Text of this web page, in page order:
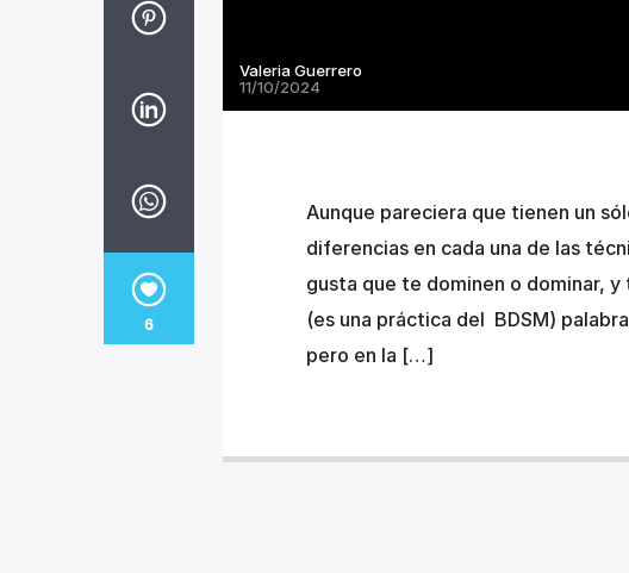
6
Valeria Guerrero
11/10/2024
Aunque pareciera que tienen un
diferencias en cada una de las
gusta que te dominen o dominar,
(es una práctica del BDSM)
pero en la […]